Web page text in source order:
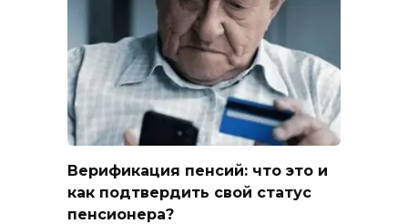
Верификация пенсий: что это и
как подтвердить свой статус
пенсионера?